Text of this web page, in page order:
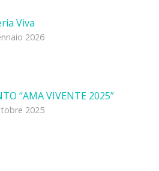
Viva
2026
“AMA VIVENTE 2025”
2025